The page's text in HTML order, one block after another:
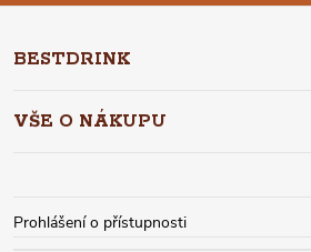
BESTDRINK
VŠE O NÁKUPU
Prohlášení o přístupnosti